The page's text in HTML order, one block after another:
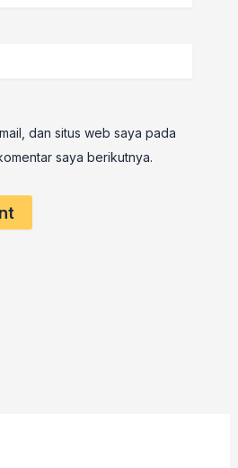
dan situs web saya pada
saya berikutnya.